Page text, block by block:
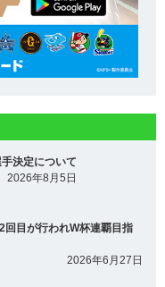
決定について
2026年8月5日
目が行われW杯連覇目指
2026年6月27日